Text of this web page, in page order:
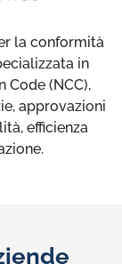
la conformità
in
(NCC),
approvazioni
efficienza